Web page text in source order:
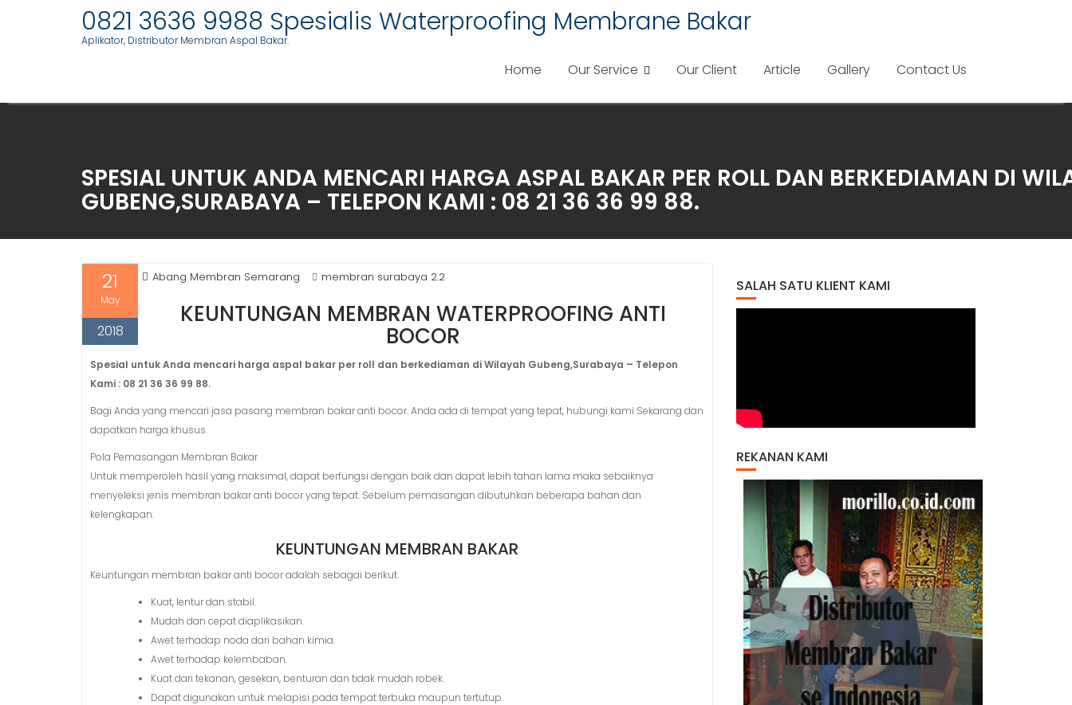
0821 3636 9988 Spesialis Waterproofing Membrane Bakar
Aplikator, Distributor Membran Aspal Bakar.
Home Our Service Our Client Article Gallery Contact Us
SPESIAL UNTUK ANDA MENCARI HARGA ASPAL BAKAR PER ROLL DAN BERKEDIAMAN DI
GUBENG,SURABAYA – TELEPON KAMI : 08 21 36 36 99 88.
21
May
2018
Abang Membran Semarang membran surabaya 2.2
KEUNTUNGAN MEMBRAN WATERPROOFING ANTI
BOCOR
Spesial untuk Anda mencari harga aspal bakar per roll dan berkediaman di Wilayah Gubeng,Surabaya – Telepon
Kami : 08 21 36 36 99 88.
Bagi Anda yang mencari jasa pasang membran bakar anti bocor. Anda ada di tempat yang tepat, hubungi kami Sekarang dan
dapatkan harga khusus.
Pola Pemasangan Membran Bakar
Untuk memperoleh hasil yang maksimal, dapat berfungsi dengan baik dan dapat lebih tahan lama maka sebaiknya
menyeleksi jenis membran bakar anti bocor yang tepat. Sebelum pemasangan dibutuhkan beberapa bahan dan
kelengkapan.
KEUNTUNGAN MEMBRAN BAKAR
Keuntungan membran bakar anti bocor adalah sebagai berikut.
Kuat, lentur dan stabil.
Mudah dan cepat diaplikasikan.
Awet terhadap noda dari bahan kimia.
Awet terhadap kelembaban.
Kuat dari tekanan, gesekan, benturan dan tidak mudah robek.
Dapat digunakan untuk melapisi pada tempat terbuka maupun tertutup.
SALAH SATU KLIENT KAMI
REKANAN KAMI